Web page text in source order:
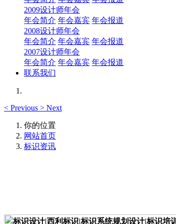
2009设计师年会
年会简介 年会嘉宾 年会报道
2008设计师年会
年会简介 年会嘉宾 年会报道
2007设计师年会
年会简介 年会嘉宾 年会报道
联系我们
< Previous > Next
你的位置
网站首页
标识资讯